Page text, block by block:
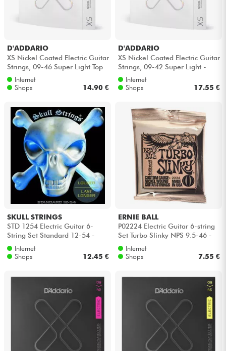
D'ADDARIO
XS Nickel Coated Electric Guitar
Strings, 09-46 Super Light Top
Regular Bottom - Saiten...
Internet
Shops
14.90 €
D'ADDARIO
XS Nickel Coated Electric Guitar
Strings, 09-42 Super Light -
Saitensätze
Internet
Shops
17.55 €
SKULL STRINGS
STD 1254 Electric Guitar 6-
String Set Standard 12-54 -
Saitensätze
Internet
Shops
12.45 €
ERNIE BALL
P02224 Electric Guitar 6-string
Set Turbo Slinky NPS 9.5-46 -
Saitensätze
Internet
Shops
7.55 €